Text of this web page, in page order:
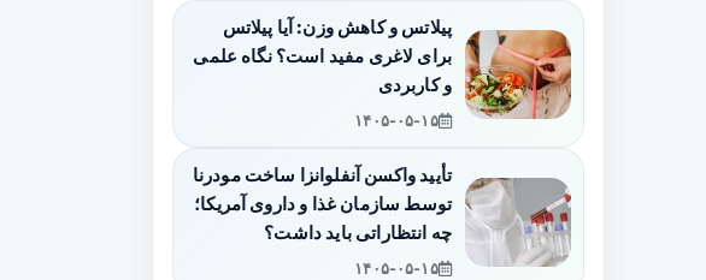
پیلاتس و کاهش وزن: آیا پیلاتس
برای لاغری مفید است؟ نگاه علمی
و کاربردی
۱۴۰۵-۰۵-۱۵
تأیید واکسن آنفلوانزا ساخت مودرنا
توسط سازمان غذا و داروی آمریکا؛
چه انتظاراتی باید داشت؟
۱۴۰۵-۰۵-۱۵